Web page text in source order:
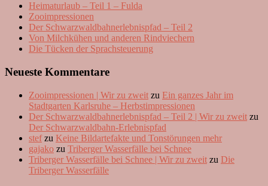
Heimaturlaub – Teil 1 – Fulda
Zooimpressionen
Der Schwarzwaldbahnerlebnispfad – Teil 2
Von Milchkühen und anderen Rindviechern
Die Tücken der Sprachsteuerung
Neueste Kommentare
Zooimpressionen | Wir zu zweit zu Ein ganzes Jahr im
Stadtgarten Karlsruhe – Herbstimpressionen
Der Schwarzwaldbahnerlebnispfad – Teil 2 | Wir zu zweit zu
Der Schwarzwaldbahn-Erlebnispfad
stefzu Keine Bildartefakte und Tonstörungen mehr
gajako zu Triberger Wasserfälle bei Schnee
Triberger Wasserfälle bei Schnee | Wir zu zweit zu Die
Triberger Wasserfälle